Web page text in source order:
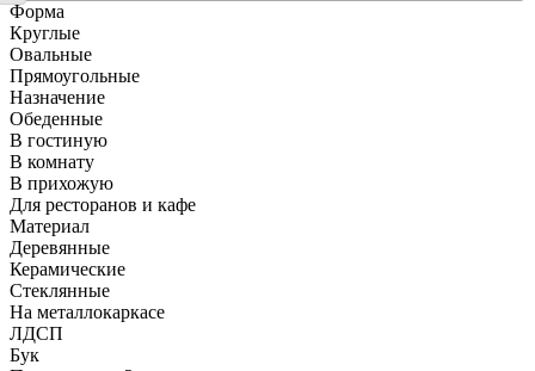
Форма
Круглые
Овальные
Прямоугольные
Назначение
Обеденные
В гостиную
В комнату
В прихожую
Для ресторанов и кафе
Материал
Деревянные
Керамические
Стеклянные
На металлокаркасе
ЛДСП
Бук